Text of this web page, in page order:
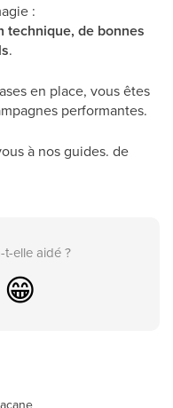
:
technique, de bonnes
.
en place, vous êtes
performantes.
à nos guides. de
t-elle aidé ?
😁